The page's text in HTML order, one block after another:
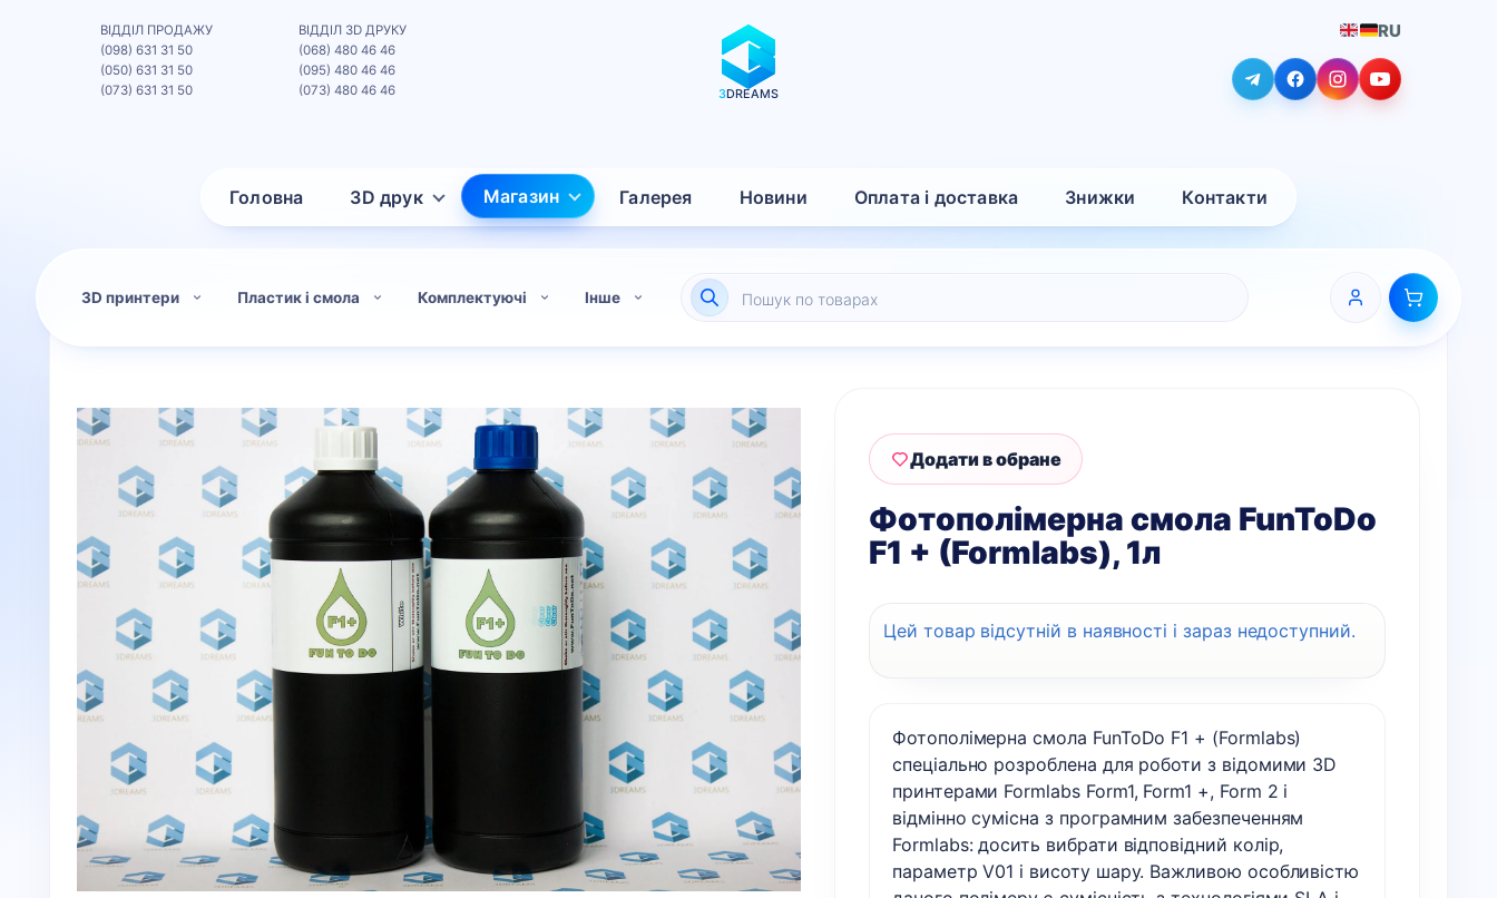
3DREAMS
Головна 3D друк Магазин Галерея Новини Оплата і доставка Знижки Контакти
ВІДДІЛ ПРОДАЖУ
(098) 631 31 50
(050) 631 31 50
(073) 631 31 50
ВІДДІЛ 3D ДРУКУ
(068) 480 46 46
(095) 480 46 46
(073) 480 46 46
RU
3D принтери Пластик і смола Комплектуючі Інше Пошук
Фотополімерна смола FunToDo
F1 + (Formlabs), 1л
Фотополімерна смола FunToDo F1 + (Formlabs)
спеціально розроблена для роботи з відомими 3D
принтерами Formlabs Form1, Form1 +, Form 2 і
відмінно сумісна з програмним забезпеченням
Formlabs: досить вибрати відповідний колір,
параметр V01 і висоту шару. Важливою особливістю
Цей товар відсутній в наявності і зараз недоступний.
Додати в обране